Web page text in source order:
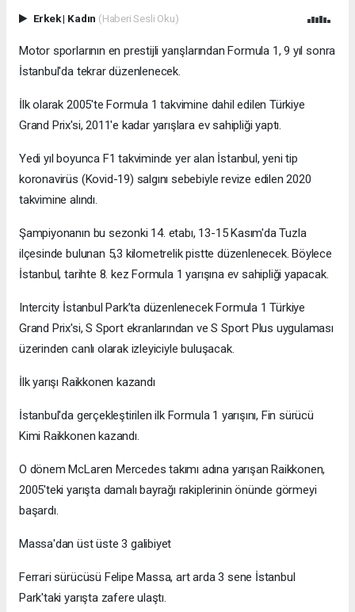
Erkek| Kadın (Haberi Sesli Oku)
Motor sporlarının en prestijli yarışlarından Formula 1, 9 yıl sonra
İstanbul'da tekrar düzenlenecek.
İlk olarak 2005'te Formula 1 takvimine dahil edilen Türkiye
Grand Prix'si, 2011'e kadar yarışlara ev sahipliği yaptı.
Yedi yıl boyunca F1 takviminde yer alan İstanbul, yeni tip
koronavirüs (Kovid-19) salgını sebebiyle revize edilen 2020
takvimine alındı.
Şampiyonanın bu sezonki 14. etabı, 13-15 Kasım'da Tuzla
ilçesinde bulunan 5,3 kilometrelik pistte düzenlenecek. Böylece
İstanbul, tarihte 8. kez Formula 1 yarışına ev sahipliği yapacak.
Intercity İstanbul Park’ta düzenlenecek Formula 1 Türkiye
Grand Prix'si, S Sport ekranlarından ve S Sport Plus uygulaması
üzerinden canlı olarak izleyiciyle buluşacak.
İlk yarışı Raikkonen kazandı
İstanbul'da gerçekleştirilen ilk Formula 1 yarışını, Fin sürücü
Kimi Raikkonen kazandı.
O dönem McLaren Mercedes takımı adına yarışan Raikkonen,
2005'teki yarışta damalı bayrağı rakiplerinin önünde görmeyi
başardı.
Massa'dan üst üste 3 galibiyet
Ferrari sürücüsü Felipe Massa, art arda 3 sene İstanbul
Park'taki yarışta zafere ulaştı.